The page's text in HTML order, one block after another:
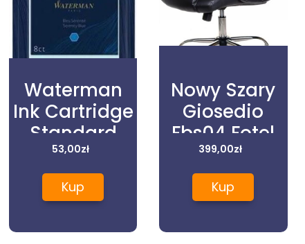
Waterman
Ink Cartridge
Standard
Serenity Blue
(Former:
Floridablue)
53,00zł
Kup
Nowy Szary
Giosedio
Fbs04 Fotel
Biurowy
Obrotowy
399,00zł
Kup